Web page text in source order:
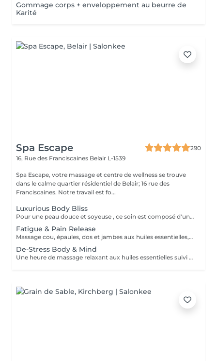
Gommage corps + enveloppement au beurre de
Karité
Spa Escape
290
16, Rue des Franciscaines Belair L-1539
Spa Escape, votre massage et centre de wellness se trouve
dans le calme quartier résidentiel de Belair; 16 rue des
Franciscaines. Notre travail est fo...
Luxurious Body Bliss
Pour une peau douce et soyeuse , ce soin est composé d'un gommage du corps complet suivi d'un massage aux huiles aromatiques
Fatigue & Pain Release
Massage cou, épaules, dos et jambes aux huiles essentielles, suivi d'une réfléxologie palmaire et plantaire. Le rituel se termine par un massage crânien revitalisant. Ce soin commence par un rafraîchissement stimulant des pieds pour favoriser la circulation sanguine et la relaxation.
De-Stress Body & Mind
Une heure de massage relaxant aux huiles essentielles suivi d'un masque hydratant visage et d'un massage du crane et visage par accupression. Ce soin commence par un rafraîchissement stimulant des pieds pour favoriser la circulation sanguine et la relaxation.